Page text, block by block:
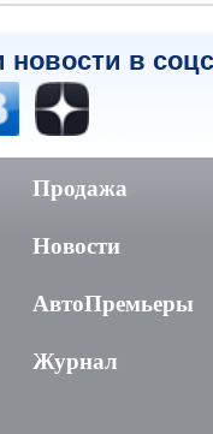
в
Продажа
Новости
АвтоПремьеры
Журнал